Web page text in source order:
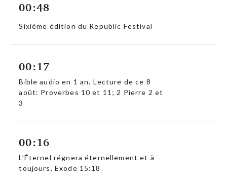
00:48
Sixième édition du Republic Festival
00:17
Bible audio en 1 an. Lecture de ce 8
août: Proverbes 10 et 11; 2 Pierre 2 et
3
00:16
L’Éternel régnera éternellement et à
toujours. Exode 15:18